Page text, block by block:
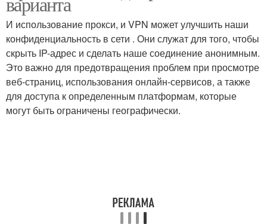
И использование прокси, и VPN может улучшить наши
конфиденциальность в сети . Они служат для того, чтобы
скрыть IP-адрес и сделать наше соединение анонимным.
Это важно для предотвращения проблем при просмотре
веб-страниц, использования онлайн-сервисов, а также
для доступа к определенным платформам, которые
могут быть ограничены географически.